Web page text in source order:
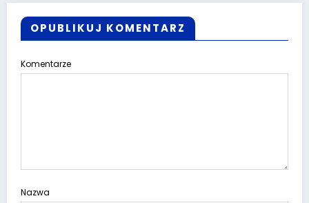
OPUBLIKUJ KOMENTARZ
Komentarze
Nazwa